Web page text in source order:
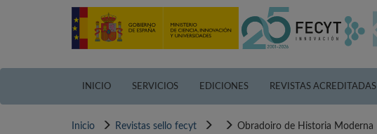
INICIO SERVICIOS EDICIONES REVISTAS ACREDITADAS
Inicio Revistas sello fecyt Obradoiro de Historia Moderna